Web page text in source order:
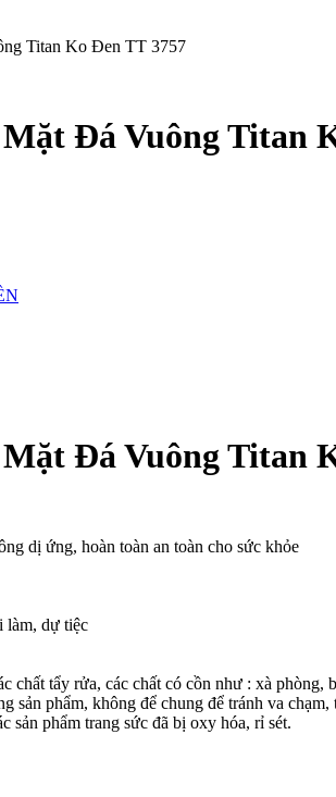
Titan Ko Đen TT 3757
Đá Vuông Titan
Đá Vuông Titan
dị ứng, hoàn toàn an toàn cho sức khỏe
làm, dự tiệc
chất tẩy rửa, các chất có cồn như : xà
sản phẩm, không để chung để tránh va
sản phẩm trang sức đã bị oxy hóa, rỉ sét.